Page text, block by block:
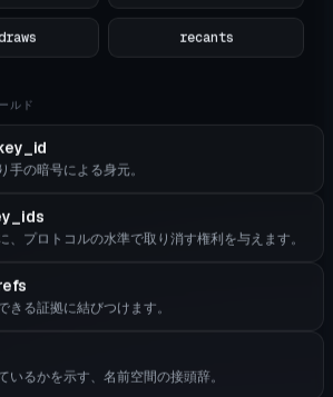
recants
ルド
手の暗号による身元。
、プロトコルの水準で取り消す権利を与えます。
きる証拠に結びつけます。
いるかを示す、名前空間の接頭辞。